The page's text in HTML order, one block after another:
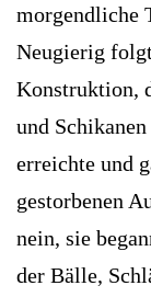
morgendliche
Neugierig
Konstruktion,
und
erreichte und
gestorbenen
nein, sie
der Bälle,